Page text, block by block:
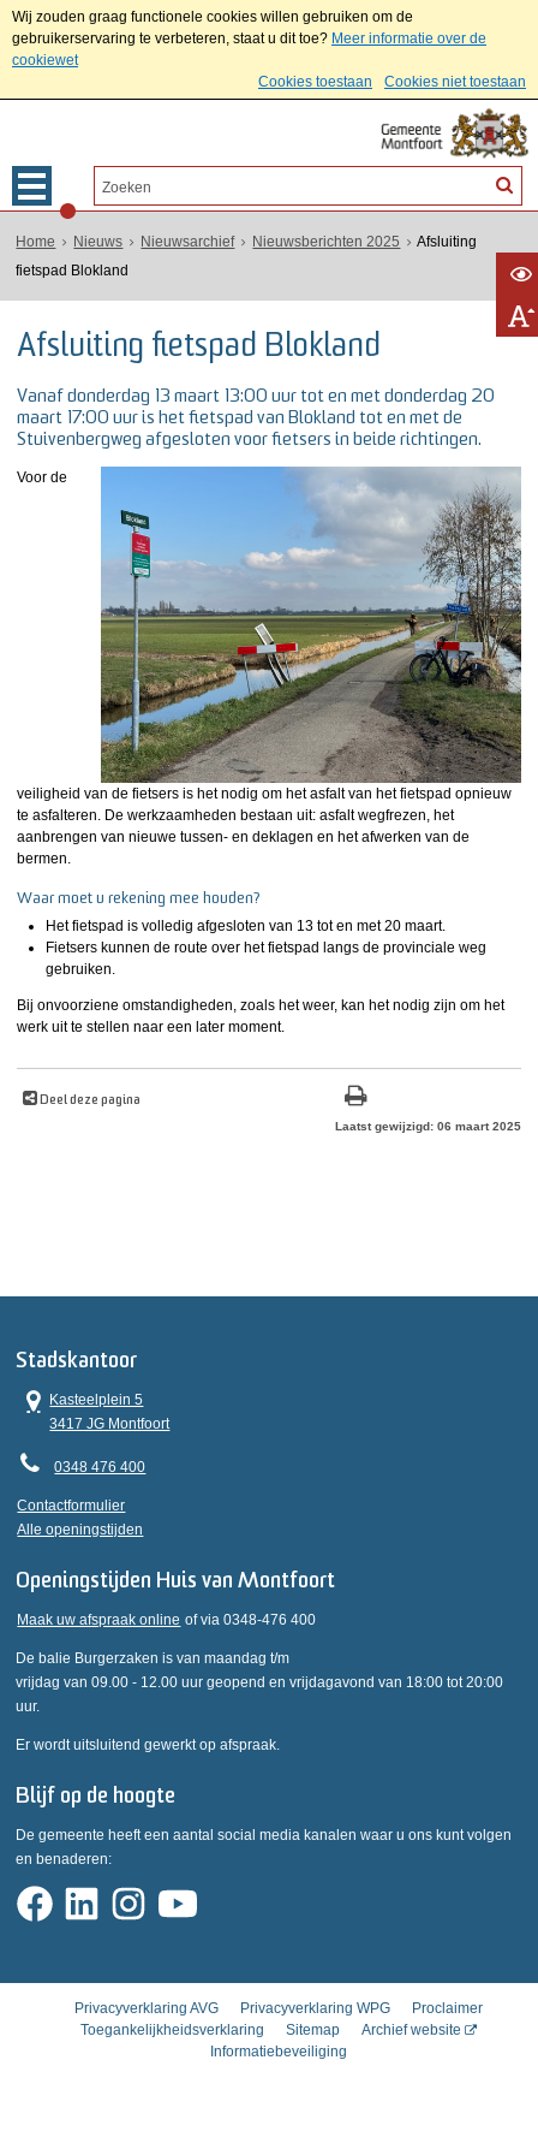
Wij zouden graag functionele cookies willen gebruiken om de
gebruikerservaring te verbeteren, staat u dit toe? Meer informatie over de
cookiewet
Cookies toestaan
Cookies niet toestaan
Home Nieuws Nieuwsarchief Nieuwsberichten 2025
Afsluiting
fietspad Blokland
Afsluiting fietspad Blokland
Vanaf donderdag 13 maart 13:00 uur tot en met donderdag 20
maart 17:00 uur is het fietspad van Blokland tot en met de
Stuivenbergweg afgesloten voor fietsers in beide richtingen.
Voor de
veiligheid van de fietsers is het nodig om het asfalt van het fietspad opnieuw
te asfalteren. De werkzaamheden bestaan uit: asfalt wegfrezen, het
aanbrengen van nieuwe tussen- en deklagen en het afwerken van de
bermen.
Waar moet u rekening mee houden?
Het fietspad is volledig afgesloten van 13 tot en met 20 maart.
Fietsers kunnen de route over het fietspad langs de provinciale weg
gebruiken.
Bij onvoorziene omstandigheden, zoals het weer, kan het nodig zijn om het
werk uit te stellen naar een later moment.
Deel deze pagina
Laatst gewijzigd: 06 maart 2025
Stadskantoor
Kasteelplein 5
3417 JG Montfoort
0348 476 400
Contactformulier
Alle openingstijden
Openingstijden Huis van Montfoort
Maak uw afspraak online of via 0348-476 400
De balie Burgerzaken is van maandag t/m
vrijdag van 09.00 - 12.00 uur geopend en vrijdagavond van 18:00 tot 20:00
uur.
Er wordt uitsluitend gewerkt op afspraak.
Blijf op de hoogte
De gemeente heeft een aantal social media kanalen waar u ons kunt volgen
en benaderen:
Privacyverklaring AVG Privacyverklaring WPG
Proclaimer
Toegankelijkheidsverklaring
Sitemap
Archief website
Informatiebeveiliging